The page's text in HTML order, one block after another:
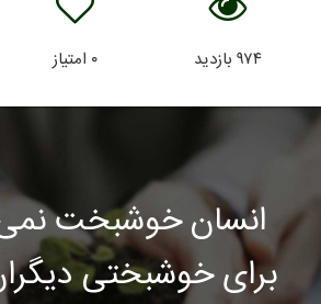
۹۷۴ بازدید ۰ امتیاز
انسان خوشبخت
برای خوشبختی